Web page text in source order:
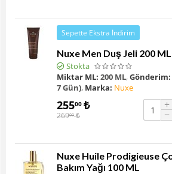
Sepette Ekstra İndirim
Nuxe Men Duş Jeli 200 ML
Stokta
Miktar ML: 200 ML,Gönderim:
7 Gün), Marka: Nuxe
25500 ₺
26900 ₺
+
−
Nuxe Huile Prodigieuse
Bakım Yağı 100 ML